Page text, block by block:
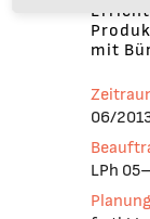
mit
06/
LPh